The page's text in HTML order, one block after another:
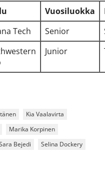
Vuosiluokka
Tech Senior
Junior
Kia Vaalavirta
Marika Korpinen
Bejedi
Selina Dockery